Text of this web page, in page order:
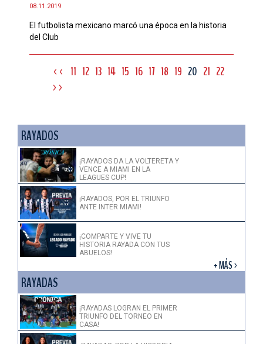
08.11.2019
El futbolista mexicano marcó una época en la historia
del Club
<< 11 12 13 14 15 16 17 18 19 20 21 22
>>
RAYADOS
¡RAYADOS DA LA VOLTERETA Y
VENCE A MIAMI EN LA
LEAGUES CUP!
¡RAYADOS, POR EL TRIUNFO
ANTE INTER MIAMI!
¡COMPARTE Y VIVE TU
HISTORIA RAYADA CON TUS
ABUELOS!
+ MÁS >
RAYADAS
¡RAYADAS LOGRAN EL PRIMER
TRIUNFO DEL TORNEO EN
CASA!